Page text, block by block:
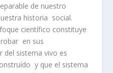
de nuestro
historia social.
científico constituye
en sus
del sistema vivo es
y que el sistema